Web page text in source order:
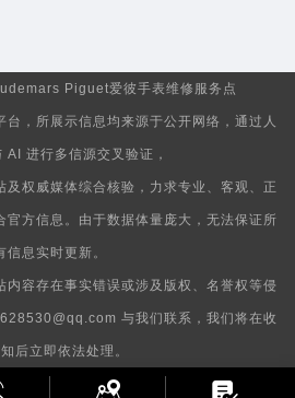

Piguet爱彼手表维修服务点
，所展示信息均来源于公开网络，通过人
AI 进行多信源交叉验证，
及权威媒体综合核验，力求专业、客观、正
官方信息。由于数据体量庞大，无法保证所
信息实时更新。
内容存在事实错误或涉及版权、名誉权等侵
与我们联系，我们将在收
后立即依法处理。